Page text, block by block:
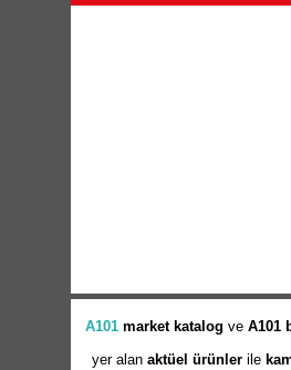
A101 market katalog ve A101
yer alan aktüel ürünler ile